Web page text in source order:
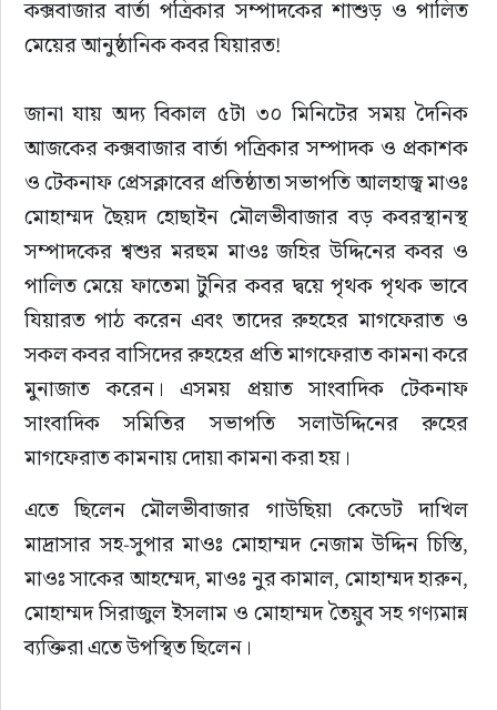
কক্সবাজার বার্তা পত্রিকার সম্পাদকের শাশুড় ও পালিত
মেয়ের আনুষ্ঠানিক কবর যিয়ারত!
জানা যায় অদ্য বিকাল ৫টা ৩০ মিনিটের সময় দৈনিক
আজকের কক্সবাজার বার্তা পত্রিকার সম্পাদক ও প্রকাশক
ও টেকনাফ প্রেসক্লাবের প্রতিষ্ঠাতা সভাপতি আলহাজ্ব মাওঃ
মোহাম্মদ ছৈয়দ হোছাইন মৌলভীবাজার বড় কবরস্থানস্থ
সম্পাদকের শ্বশুর মরহুম মাওঃ জহির উদ্দিনের কবর ও
পালিত মেয়ে ফাতেমা টুনির কবর দ্বয়ে পৃথক পৃথক ভাবে
যিয়ারত পাঠ করেন এবং তাদের রুহহের মাগফেরাত ও
সকল কবর বাসিদের রুহহের প্রতি মাগফেরাত কামনা করে
মুনাজাত করেন। এসময় প্রয়াত সাংবাদিক টেকনাফ
সাংবাদিক সমিতির সভাপতি সলাউদ্দিনের রুহের
মাগফেরাত কামনায় দোয়া কামনা করা হয়।
এতে ছিলেন মৌলভীবাজার গাউছিয়া কেডেট দাখিল
মাদ্রাসার সহ-সুপার মাওঃ মোহাম্মদ নেজাম উদ্দিন চিস্তি,
মাওঃ সাকের আহম্মেদ, মাওঃ নুর কামাল, মোহাম্মদ হারুন,
মোহাম্মদ সিরাজুল ইসলাম ও মোহাম্মদ তৈয়ুব সহ গণ্যমান্ন
ব্যক্তিরা এতে উপস্থিত ছিলেন।